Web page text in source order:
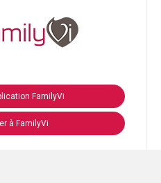
FamilyVi
à FamilyVi